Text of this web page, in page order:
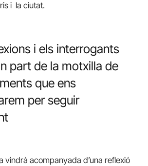
i la ciutat.
i els interrogants
part de la motxilla de
que ens
per seguir
vindrà acompanyada d’una reflexió